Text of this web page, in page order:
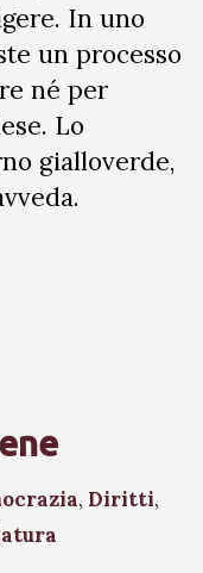
In uno
un processo
né per
Lo
gialloverde,
, Diritti,